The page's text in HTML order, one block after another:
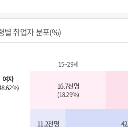
별 취업자 분포(%)
여자
15~29세
16.7천명
(18.29%)
11.2천명